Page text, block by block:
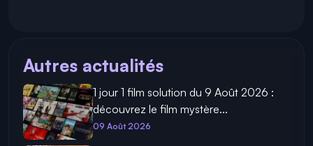
Autres actualités
1 jour 1 film solution du 9 Août 2026 :
découvrez le film mystère...
09 Août 2026